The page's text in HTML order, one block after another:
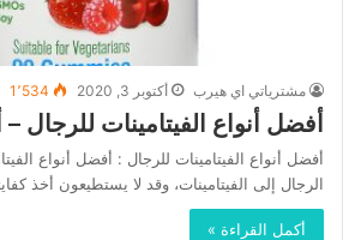
مشترياتي اي هيرب أكتوبر 3, 2020 1٬534
أفضل أنواع الفيتامينات للرجال – أفضل
أفضل أنواع الفيتامينات للرجال : أفضل أنواع
الرجال إلى الفيتامينات، وقد لا يستطيعون أخذ
أكمل القراءة »